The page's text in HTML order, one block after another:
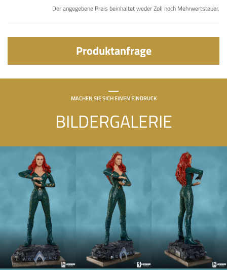
Der angegebene Preis beinhaltet weder Zoll noch Mehrwertsteuer.
Produktanfrage
MACHEN SIE SICH EINEN EINDRUCK
BILDERGALERIE